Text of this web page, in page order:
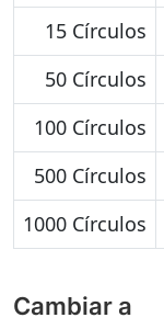
15 Círculos
50 Círculos
100 Círculos
500 Círculos
1000 Círculos
Cambiar a